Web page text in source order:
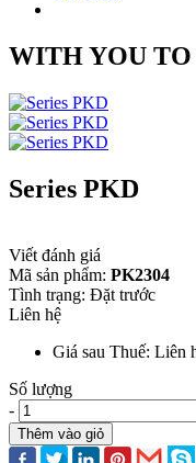
WITH YOU TO
Series PKD
Viết đánh giá
Mã sản phẩm: PK2304
Tình trạng: Đặt trước
Liên hệ
Giá sau Thuế: Liên
Số lượng
-
Thêm vào giỏ